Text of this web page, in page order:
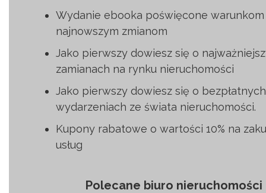
Wydanie ebooka poświęcone
najnowszym zmianom
Jako pierwszy dowiesz się o
zamianach na rynku nieruchomości
Jako pierwszy dowiesz się o
wydarzeniach ze świata nieruchomości.
Kupony rabatowe o wartości 10% na
usług
Polecane biuro nieruchomości